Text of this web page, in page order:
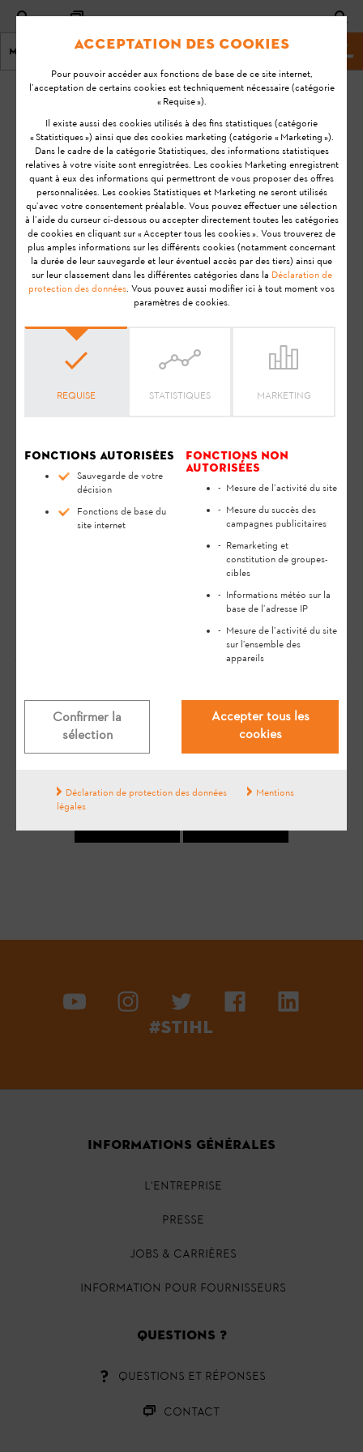
Menu Site Web de STIHL
Page d'accueil KA-01215
Quelle est la
différence,
lorsque quatre ou
trois DEL
clignotent de
couleur rouge ?
Dernière
mise à
jour:
08-07-
20
FAQ
Résolution des problèmes
Avant de préparer votre produit STIHL à
transporter, de le stocker, de l'entretenir, de le réparer, de le
dépanner ou de l'éliminer, veuillez lire attentivement leManuel
d'utilisation
. Le manuel d'utilisation contient des consignes de
sécurité et dans le respect de l'environnement tout au long de
3 DEL clignotent de couleur rouge :
Il y a un dérangement dans la machine à
batterie utilisée.
4 DEL clignotent de couleur rouge :
Il y a un dérangement à l'intérieur de la
Votre avis est important pour nous !
La réponse vous a-t-elle aidé ?
#STIHL
INFORMATIONS GÉNÉRALES
L'ENTREPRISE
PRESSE
JOBS & CARRIÈRES
INFORMATION POUR FOURNISSEURS
QUESTIONS ?
QUESTIONS ET RÉPONSES
CONTACT
Acceptation des cookies
Pour pouvoir accéder aux fonctions de base de ce site internet,
l’acceptation de certains cookies est techniquement nécessaire (catégorie
« Requise »).
Il existe aussi des cookies utilisés à des fins statistiques (catégorie
« Statistiques ») ainsi que des cookies marketing (catégorie « Marketing »).
Dans le cadre de la catégorie Statistiques, des informations statistiques
relatives à votre visite sont enregistrées. Les cookies Marketing enregistrent
quant à eux des informations qui permettront de vous proposer des offres
personnalisées. Les cookies Statistiques et Marketing ne seront utilisés
qu’avec votre consentement préalable. Vous pouvez effectuer une sélection
à l’aide du curseur ci-dessous ou accepter directement toutes les catégories
de cookies en cliquant sur « Accepter tous les cookies ». Vous trouverez de
plus amples informations sur les différents cookies (notamment concernant
la durée de leur sauvegarde et leur éventuel accès par des tiers) ainsi que
sur leur classement dans les différentes catégories dans la Déclaration de
protection des données. Vous pouvez aussi modifier ici à tout moment vos
paramètres de cookies.
REQUISE STATISTIQUES MARKETING
Fonctions autorisées
Sauvegarde de votre
décision
Fonctions de base du
site internet
Fonctions non
autorisées
Mesure de l’activité du site
Mesure du succès des
campagnes publicitaires
Remarketing et
constitution de groupes-
cibles
Informations météo sur la
base de l’adresse IP
Mesure de l’activité du site
sur l’ensemble des
appareils
Confirmer la
sélection
Accepter tous les
cookies
Déclaration de protection des données
Mentions
légales